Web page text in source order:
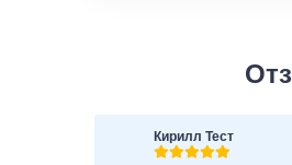
Кирилл Тест